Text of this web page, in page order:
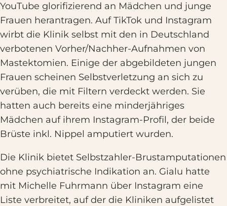
YouTube glorifizierend an Mädchen und junge
Frauen herantragen. Auf TikTok und Instagram
wirbt die Klinik selbst mit den in Deutschland
verbotenen Vorher/Nachher-Aufnahmen von
Mastektomien. Einige der abgebildeten jungen
Frauen scheinen Selbstverletzung an sich zu
verüben, die mit Filtern verdeckt werden. Sie
hatten auch bereits eine minderjähriges
Mädchen auf ihrem Instagram-Profil, der beide
Brüste inkl. Nippel amputiert wurden.
Die Klinik bietet Selbstzahler-Brustamputationen
ohne psychiatrische Indikation an. Gialu hatte
mit Michelle Fuhrmann über Instagram eine
Liste verbreitet, auf der die Kliniken aufgelistet